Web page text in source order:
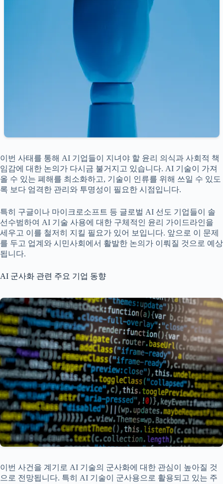
이번 사태를 통해 AI 기업들이 지녀야 할 윤리 의식과 사회적 책
임감에 대한 논의가 다시금 불거지고 있습니다. AI 기술이 가져
올 수 있는 폐해를 최소화하고, 기술이 인류를 위해 쓰일 수 있도
록 보다 엄격한 관리와 투명성이 필요한 시점입니다.
특히 구글이나 마이크로소프트 등 글로벌 AI 선도 기업들이 솔
선수범하여 AI 기술 사용에 대한 구체적인 윤리 가이드라인을
세우고 이를 철저히 지킬 필요가 있어 보입니다. 앞으로 이 문제
를 두고 업계와 시민사회에서 활발한 논의가 이뤄질 것으로 예상
됩니다.
AI 군사화 관련 주요 기업 동향
이번 사건을 계기로 AI 기술의 군사화에 대한 관심이 높아질 것
으로 전망됩니다. 특히 AI 기술이 군사용으로 활용되고 있는 주